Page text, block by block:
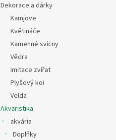
Dekorace a dárky
Kamjove
Květináče
Kamenné svícny
Vědra
imitace zvířat
Plyšový koi
Velda
Akvaristika
akvária
Doplňky